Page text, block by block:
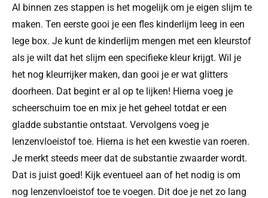
Al binnen zes stappen is het mogelijk om je eigen slijm te
maken. Ten eerste gooi je een fles kinderlijm leeg in een
lege box. Je kunt de kinderlijm mengen met een kleurstof
als je wilt dat het slijm een specifieke kleur krijgt. Wil je
het nog kleurrijker maken, dan gooi je er wat glitters
doorheen. Dat begint er al op te lijken! Hierna voeg je
scheerschuim toe en mix je het geheel totdat er een
gladde substantie ontstaat. Vervolgens voeg je
lenzenvloeistof toe. Hierna is het een kwestie van roeren.
Je merkt steeds meer dat de substantie zwaarder wordt.
Dat is juist goed! Kijk eventueel aan of het nodig is om
nog lenzenvloeistof toe te voegen. Dit doe je net zo lang